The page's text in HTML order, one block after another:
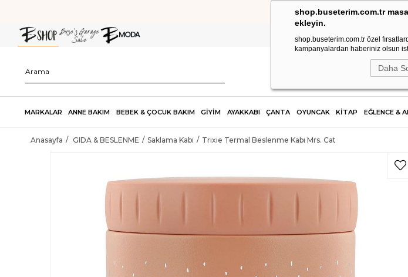
shop.buseterim.com.tr
ekleyin.
shop.buseterim.com.tr özel
kampanyalardan haberiniz olsun
Daha
HIZLI
MARKALAR ANNE BAKIM BEBEK & ÇOCUK BAKIM GİYİM AYAKKABI ÇANTA OYUNCAK KİTAP EĞLENCE &
Anasayfa GIDA & BESLENME Saklama Kabı Trixie Termal Beslenme Kabı Mrs. Cat